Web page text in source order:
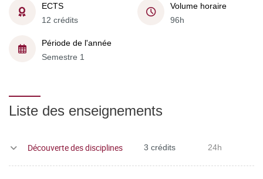
ECTS
12 crédits
Volume horaire
96h
Période de l'année
Semestre 1
Liste des enseignements
Découverte des disciplines 3 crédits 24h